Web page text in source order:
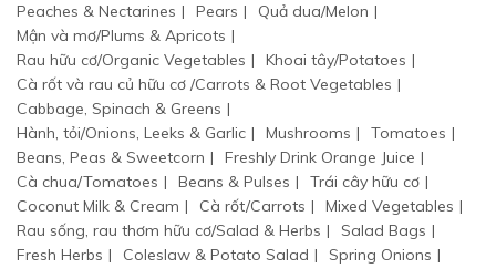
Peaches & Nectarines
Pears
Quả dua/Melon
Mận và mơ/Plums & Apricots
Rau hữu cơ/Organic Vegetables
Khoai tây/Potatoes
Cà rốt và rau củ hữu cơ /Carrots & Root Vegetables
Cabbage, Spinach & Greens
Hành, tỏi/Onions, Leeks & Garlic
Mushrooms
Tomatoes
Beans, Peas & Sweetcorn
Freshly Drink Orange Juice
Cà chua/Tomatoes
Beans & Pulses
Trái cây hữu cơ
Coconut Milk & Cream
Cà rốt/Carrots
Mixed Vegetables
Rau sống, rau thơm hữu cơ/Salad & Herbs
Salad Bags
Fresh Herbs
Coleslaw & Potato Salad
Spring Onions